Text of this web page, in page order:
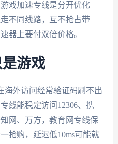
戏加速专线是分开优化
不同线路，互不抢占带
器上要付双倍价格。
游戏
海外访问经常验证码刷不出
线能稳定访问12306、携
网、万方，教育网专线保
抢购，延迟低10ms可能就